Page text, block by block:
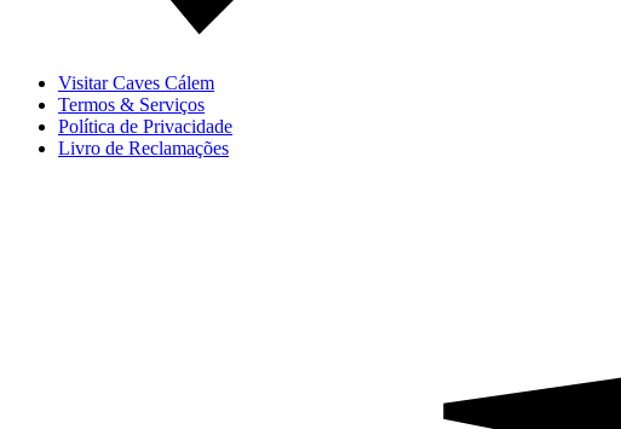
Visitar Caves Cálem
Termos & Serviços
Política de Privacidade
Livro de Reclamações